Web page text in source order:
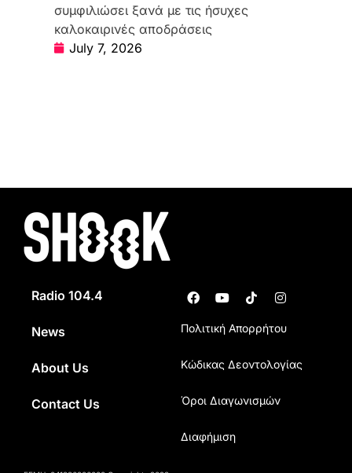
συμφιλιώσει ξανά με τις ήσυχες
καλοκαιρινές αποδράσεις
July 7, 2026
Radio 104.4
News
About Us
Contact Us
Πολιτική Απορρήτου
Κώδικας Δεοντολογίας
Όροι Διαγωνισμών
Διαφήμιση